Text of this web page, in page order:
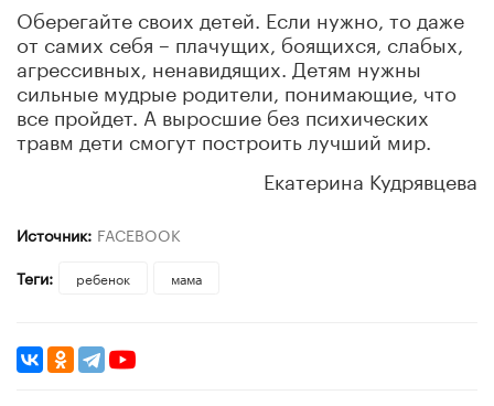
Оберегайте своих детей. Если нужно, то даже
от самих себя – плачущих, боящихся, слабых,
агрессивных, ненавидящих. Детям нужны
сильные мудрые родители, понимающие, что
все пройдет. А выросшие без психических
травм дети смогут построить лучший мир.
Екатерина Кудрявцева
Источник: FACEBOOK
Теги:
ребенок мама